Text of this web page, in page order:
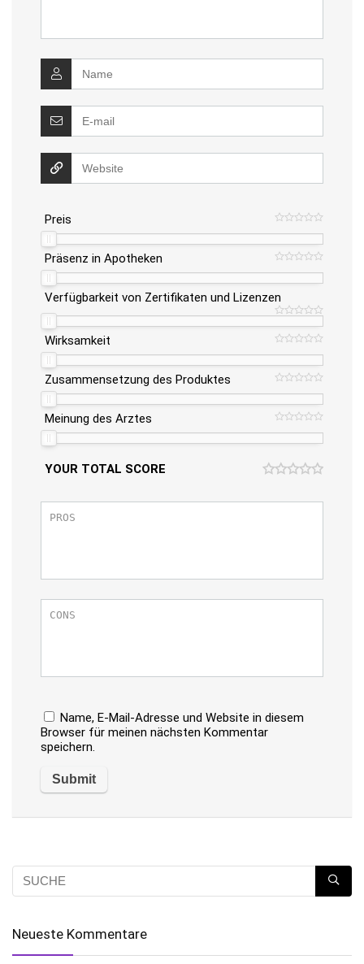
Preis
Präsenz in Apotheken
Verfügbarkeit von Zertifikaten und Lizenzen
Wirksamkeit
Zusammensetzung des Produktes
Meinung des Arztes
YOUR TOTAL SCORE
Name, E-Mail-Adresse und Website in diesem
Browser für meinen nächsten Kommentar
speichern.
Neueste Kommentare